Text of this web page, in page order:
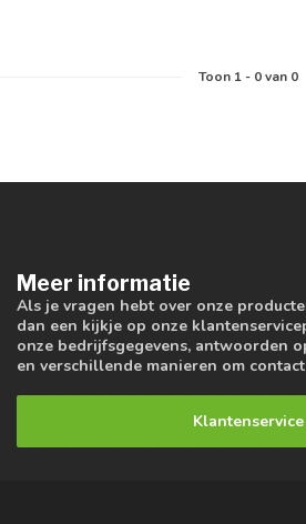
Toon 1- 0van 0
Meer informatie
Als je vragen hebt over onze
dan een kijkje op onze
onze bedrijfsgegevens, antwoorden
en verschillende manieren om
Klantenservice